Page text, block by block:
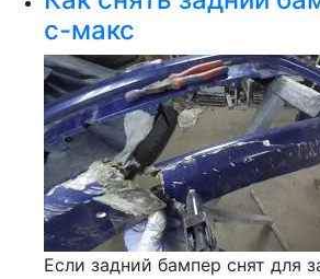
с-макс
Если задний бампер снят для